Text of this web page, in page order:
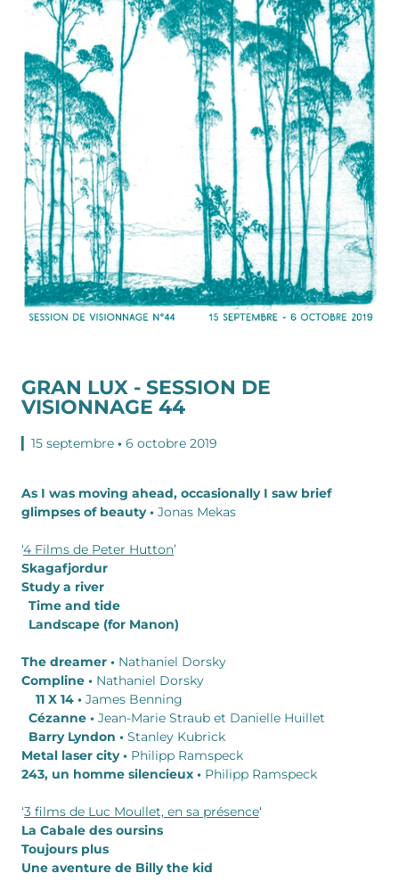
GRAN LUX - SESSION DE
VISIONNAGE 44
▎15 septembre • 6 octobre 2019
As I was moving ahead, occasionally I saw brief
glimpses of beauty • Jonas Mekas
‘4 Films de Peter Hutton’
Skagafjordur
Study a river
Time and tide
Landscape (for Manon)
The dreamer • Nathaniel Dorsky
Compline • Nathaniel Dorsky
11 X 14 • James Benning
Cézanne • Jean-Marie Straub et Danielle Huillet
Barry Lyndon • Stanley Kubrick
Metal laser city • Philipp Ramspeck
243, un homme silencieux • Philipp Ramspeck
‘3 films de Luc Moullet, en sa présence‘
La Cabale des oursins
Toujours plus
Une aventure de Billy the kid